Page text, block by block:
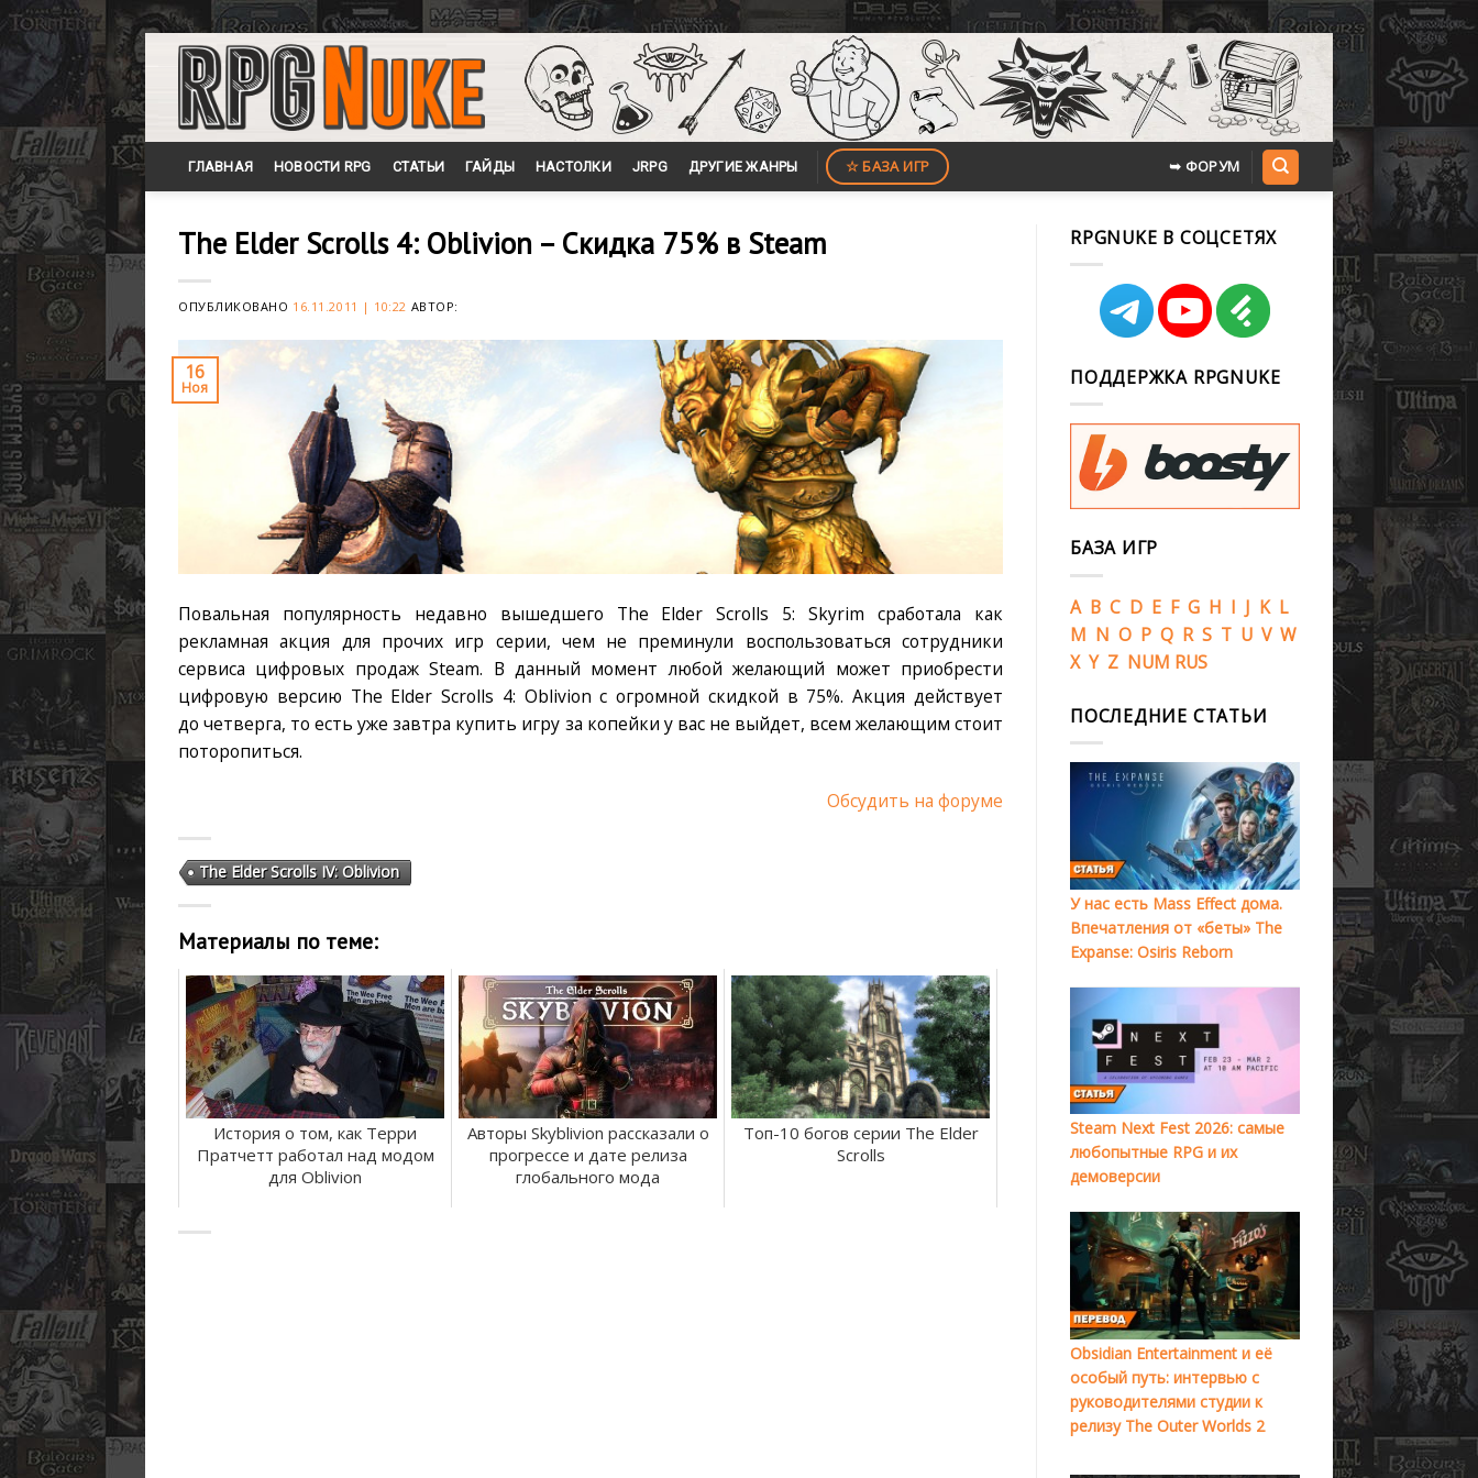
Skip
content
ГЛАВНАЯ НОВОСТИ RPG СТАТЬИ ГАЙДЫ НАСТОЛКИ JRPG ДРУГИЕ ЖАНРЫ ☆ БАЗА ИГР ➥ ФОРУМ
The Elder Scrolls 4: Oblivion – Скидка 75% в Steam
ОПУБЛИКОВАНО 16.11.2011 | 10:22 АВТОР:
16
Ноя
Повальная популярность недавно вышедшего The Elder Scrolls 5: Skyrim сработала как
рекламная акция для прочих игр серии, чем не преминули воспользоваться сотрудники
сервиса цифровых продаж Steam. В данный момент любой желающий может приобрести
цифровую версию The Elder Scrolls 4: Oblivion с огромной скидкой в 75%. Акция действует
до четверга, то есть уже завтра купить игру за копейки у вас не выйдет, всем желающим стоит
поторопиться.
Обсудить на форуме
The Elder Scrolls IV: Oblivion
Материалы по теме:
История о том, как Терри
Пратчетт работал над модом
для Oblivion
Авторы Skyblivion рассказали о
прогрессе и дате релиза
глобального мода
Топ-10 богов серии The Elder
Scrolls
RPGNUKE В СОЦСЕТЯХ
ПОДДЕРЖКА RPGNUKE
БАЗА ИГР
A B C D E F G H I J K L
M N O P Q R S T U V W
X Y Z NUM RUS
ПОСЛЕДНИЕ СТАТЬИ
У нас есть Mass Effect дома.
Впечатления от «беты» The
Expanse: Osiris Reborn
Steam Next Fest 2026: самые
любопытные RPG и их
демоверсии
Obsidian Entertainment и её
особый путь: интервью с
руководителями студии к
релизу The Outer Worlds 2